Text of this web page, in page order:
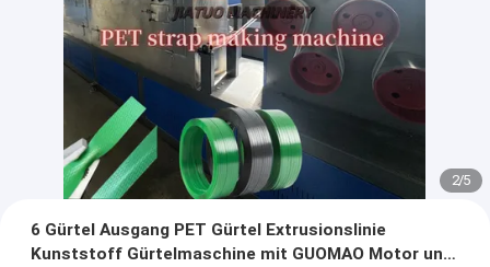
2/5
6 Gürtel Ausgang PET Gürtel Extrusionslinie
Kunststoff Gürtelmaschine mit GUOMAO Motor und